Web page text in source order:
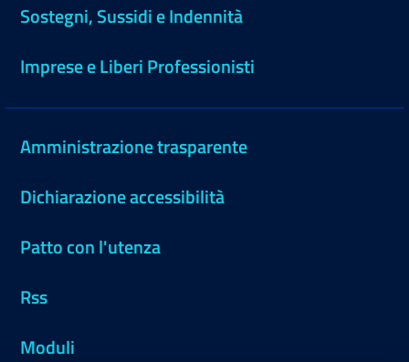
Sostegni, Sussidi e Indennità
Imprese e Liberi Professionisti
Amministrazione trasparente
Dichiarazione accessibilità
Patto con l'utenza
Rss
Moduli